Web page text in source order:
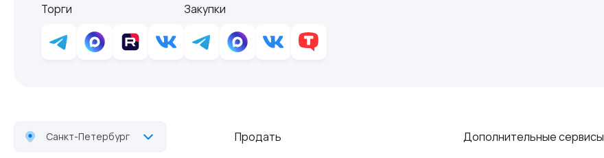
Торги
Закупки
Санкт-Петербург Продать Дополнительные сервисы